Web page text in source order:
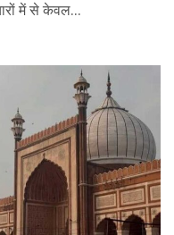
में से केवल...